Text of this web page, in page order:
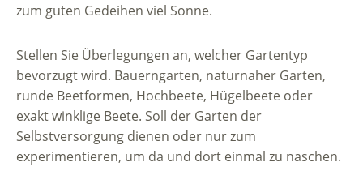
zum guten Gedeihen viel Sonne.
Stellen Sie Überlegungen an, welcher Gartentyp
bevorzugt wird. Bauerngarten, naturnaher Garten,
runde Beetformen, Hochbeete, Hügelbeete oder
exakt winklige Beete. Soll der Garten der
Selbstversorgung dienen oder nur zum
experimentieren, um da und dort einmal zu naschen.